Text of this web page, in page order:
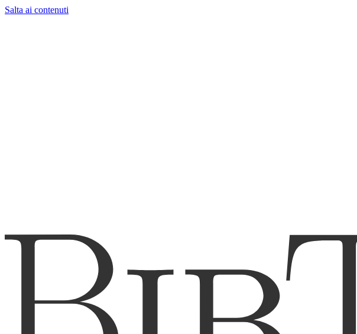
Salta ai contenuti